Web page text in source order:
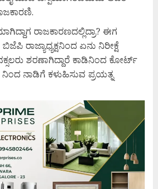
ರಾಜಕಾರಣದಲ್ಲಿದ್ರಾ? ಈಗ
ರಾಜ್ಯಾಧ್ಯಕ್ಷನಿಂದ ಏನು ನಿರೀಕ್ಷೆ
ಶರಣಾಗಿದ್ದಾರೆ ಕಾಡಿನಿಂದ ಕೋರ್ಟ್
ನಾಡಿಗೆ ಕಳುಹಿಸುವ ಪ್ರಯತ್ನ